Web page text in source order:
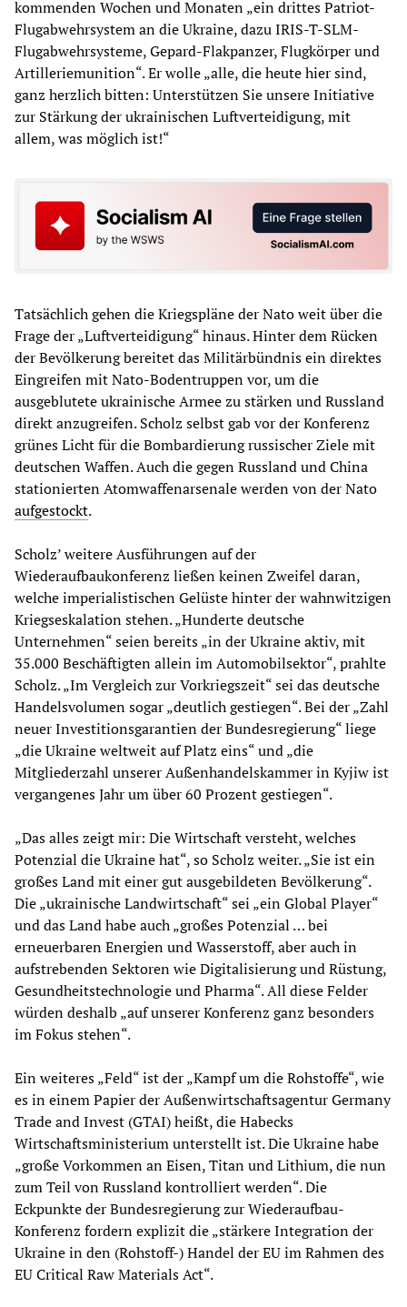
kommenden Wochen und Monaten „ein drittes Patriot-
Flugabwehrsystem an die Ukraine, dazu IRIS-T-SLM-
Flugabwehrsysteme, Gepard-Flakpanzer, Flugkörper und
Artilleriemunition“. Er wolle „alle, die heute hier sind,
ganz herzlich bitten: Unterstützen Sie unsere Initiative
zur Stärkung der ukrainischen Luftverteidigung, mit
allem, was möglich ist!“
Tatsächlich gehen die Kriegspläne der Nato weit über die
Frage der „Luftverteidigung“ hinaus. Hinter dem Rücken
der Bevölkerung bereitet das Militärbündnis ein direktes
Eingreifen mit Nato-Bodentruppen vor, um die
ausgeblutete ukrainische Armee zu stärken und Russland
direkt anzugreifen. Scholz selbst gab vor der Konferenz
grünes Licht für die Bombardierung russischer Ziele mit
deutschen Waffen. Auch die gegen Russland und China
stationierten Atomwaffenarsenale werden von der Nato
aufgestockt.
Scholz’ weitere Ausführungen auf der
Wiederaufbaukonferenz ließen keinen Zweifel daran,
welche imperialistischen Gelüste hinter der wahnwitzigen
Kriegseskalation stehen. „Hunderte deutsche
Unternehmen“ seien bereits „in der Ukraine aktiv, mit
35.000 Beschäftigten allein im Automobilsektor“, prahlte
Scholz. „Im Vergleich zur Vorkriegszeit“ sei das deutsche
Handelsvolumen sogar „deutlich gestiegen“. Bei der „Zahl
neuer Investitionsgarantien der Bundesregierung“ liege
„die Ukraine weltweit auf Platz eins“ und „die
Mitgliederzahl unserer Außenhandelskammer in Kyjiw ist
vergangenes Jahr um über 60 Prozent gestiegen“.
„Das alles zeigt mir: Die Wirtschaft versteht, welches
Potenzial die Ukraine hat“, so Scholz weiter. „Sie ist ein
großes Land mit einer gut ausgebildeten Bevölkerung“.
Die „ukrainische Landwirtschaft“ sei „ein Global Player“
und das Land habe auch „großes Potenzial … bei
erneuerbaren Energien und Wasserstoff, aber auch in
aufstrebenden Sektoren wie Digitalisierung und Rüstung,
Gesundheitstechnologie und Pharma“. All diese Felder
würden deshalb „auf unserer Konferenz ganz besonders
im Fokus stehen“.
Ein weiteres „Feld“ ist der „Kampf um die Rohstoffe“, wie
es in einem Papier der Außenwirtschaftsagentur Germany
Trade and Invest (GTAI) heißt, die Habecks
Wirtschaftsministerium unterstellt ist. Die Ukraine habe
„große Vorkommen an Eisen, Titan und Lithium, die nun
zum Teil von Russland kontrolliert werden“. Die
Eckpunkte der Bundesregierung zur Wiederaufbau-
Konferenz fordern explizit die „stärkere Integration der
Ukraine in den (Rohstoff-) Handel der EU im Rahmen des
EU Critical Raw Materials Act“.